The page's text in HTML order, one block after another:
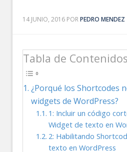
14 JUNIO, 2016 PORPEDRO MENDEZ
Tabla de Contenidos
¿Porqué los Shortcodes
widgets de WordPress?
1: Incluir un código
Widget de texto en
2: Habilitando
texto en WordPress